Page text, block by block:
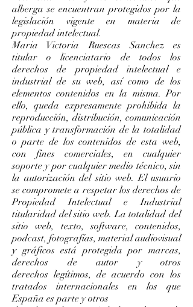
alberga se encuentran protegidos por la
legislación vigente en materia de
propiedad intelectual.
Maria Victoria Ruescas Sanchez es
titular o licenciatario de todos los
derechos de propiedad intelectual e
industrial de su web, así como de los
elementos contenidos en la misma. Por
ello, queda expresamente prohibida la
reproducción, distribución, comunicación
pública y transformación de la totalidad
o parte de los contenidos de esta web,
con fines comerciales, en cualquier
soporte y por cualquier medio técnico, sin
la autorización del sitio web. El usuario
se compromete a respetar los derechos de
Propiedad Intelectual e Industrial
titularidad del sitio web. La totalidad del
sitio web, texto, software, contenidos,
podcast, fotografías, material audiovisual
y gráficos está protegida por marcas,
derechos de autor y otros
derechos legítimos, de acuerdo con los
tratados internacionales en los que
España es parte y otros